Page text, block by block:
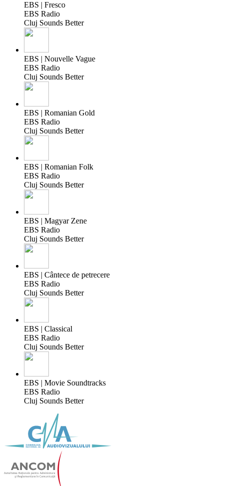
EBS | Fresco
EBS Radio
Cluj Sounds Better
EBS | Nouvelle Vague
EBS Radio
Cluj Sounds Better
EBS | Romanian Gold
EBS Radio
Cluj Sounds Better
EBS | Romanian Folk
EBS Radio
Cluj Sounds Better
EBS | Magyar Zene
EBS Radio
Cluj Sounds Better
EBS | Cântece de petrecere
EBS Radio
Cluj Sounds Better
EBS | Classical
EBS Radio
Cluj Sounds Better
EBS | Movie Soundtracks
EBS Radio
Cluj Sounds Better